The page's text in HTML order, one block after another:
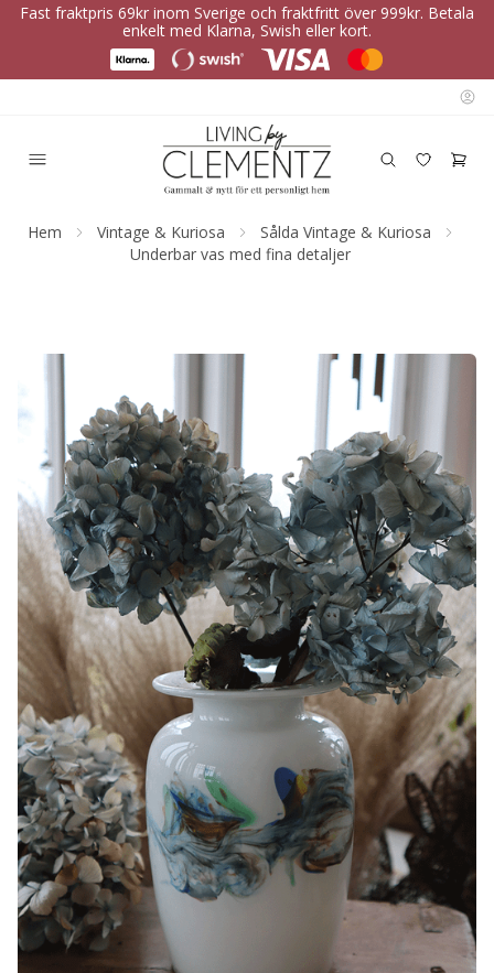
Fast fraktpris 69kr inom Sverige och fraktfritt över 999kr. Betala
enkelt med Klarna, Swish eller kort.
Hem Vintage & Kuriosa
Sålda Vintage & Kuriosa
Underbar vas med fina detaljer